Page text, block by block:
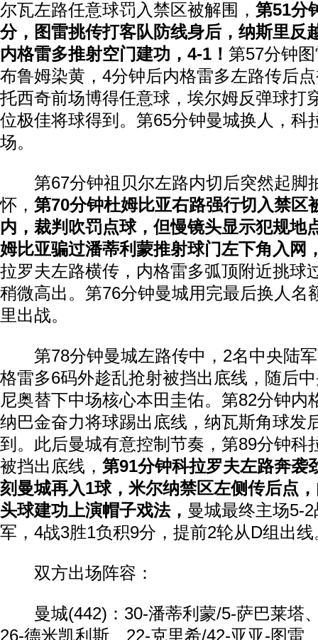
尔瓦左路任意球罚入禁区被解围， 第51分
分，图雷挑传打客队防线身后，纳斯里反
内格雷多推射空门建功，4-1！ 第57分钟
布鲁姆染黄，4分钟后内格雷多左路传后
托西奇前场博得任意球，埃尔姆反弹球打
位极佳将球得到。第65分钟曼城换人，科
场。
第67分钟祖贝尔左路内切后突然起脚
怀， 第70分钟杜姆比亚右路强行切入禁区
内，裁判吹罚点球，但慢镜头显示犯规地
姆比亚骗过潘蒂利蒙推射球门左下角入网
拉罗夫左路横传，内格雷多弧顶附近挑球
稍微高出。第76分钟曼城用完最后换人名
里出战。
第78分钟曼城左路传中，2名中央陆军
格雷多6码外趁乱抢射被挡出底线，随后
尼奥替下中场核心本田圭佑。第82分钟内
纳巴金奋力将球踢出底线，纳瓦斯角球发
到。此后曼城有意控制节奏，第89分钟科
被挡出底线， 第91分钟科拉罗夫左路奔袭
刻曼城再入1球，米尔纳禁区左侧传后点
头球建功上演帽子戏法， 曼城最终主场5-
军，4战3胜1负积9分，提前2轮从D组出线
双方出场阵容：
曼城(442)：30-潘蒂利蒙/5-萨巴莱塔
26-德米凯利斯、22-克里希/42-亚亚-图雷